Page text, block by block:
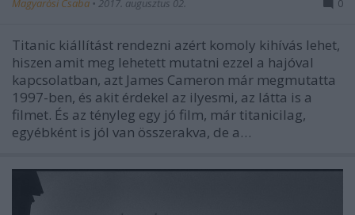
Magyarósi Csaba • 2017. augusztus 02. 0
Titanic kiállítást rendezni azért komoly kihívás lehet,
hiszen amit meg lehetett mutatni ezzel a hajóval
kapcsolatban, azt James Cameron már megmutatta
1997-ben, és akit érdekel az ilyesmi, az látta is a
filmet. És az tényleg egy jó film, már titanicilag,
egyébként is jól van összerakva, de a…